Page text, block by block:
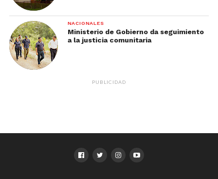
NACIONALES
Ministerio de Gobierno da seguimiento
a la justicia comunitaria
PUBLICIDAD